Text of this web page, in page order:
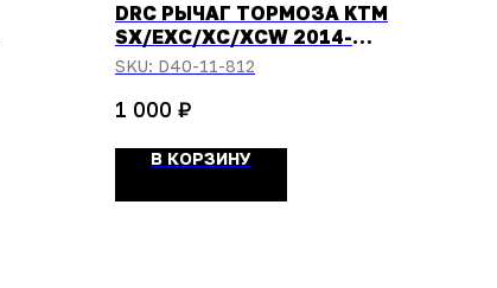
DRC РЫЧАГ ТОРМОЗА KTM
SX/EXC/XC/XCW 2014-
BREMBO
SKU: D40-11-812
1 000 ₽
В КОРЗИНУ